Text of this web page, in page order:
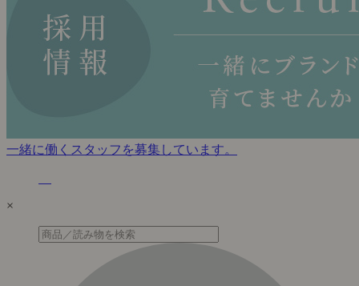
一緒に働くスタッフを募集しています。
×